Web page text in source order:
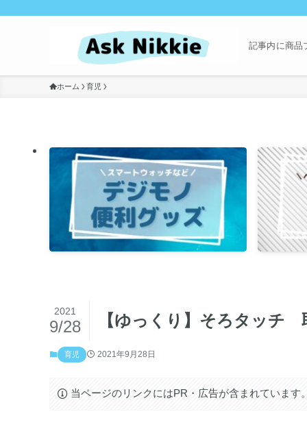
記事内に商品
ホーム 育児
【ゆっくり】そろタッチ
2021
9/28
育児 2021年9月28日
当ページのリンクにはPR・広告が含まれています